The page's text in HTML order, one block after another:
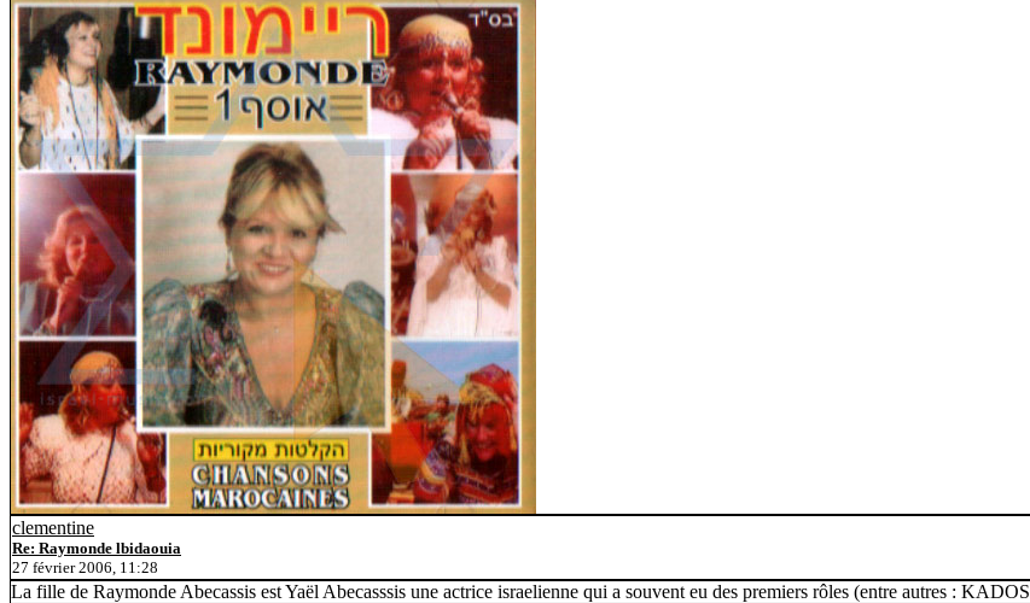
clementine
Re: Raymonde lbidaouia
27 février 2006, 11:28
La fille de Raymonde Abecassis est Yaël Abecasssis une actrice israelienne qui a souvent eu des premiers rôles (entre autres :